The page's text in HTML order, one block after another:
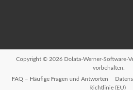
Copyright © 2026 Dolata-Werner-Software-
vorbehalten.
FAQ – Häufige Fragen und Antworten
Richtlinie (EU)